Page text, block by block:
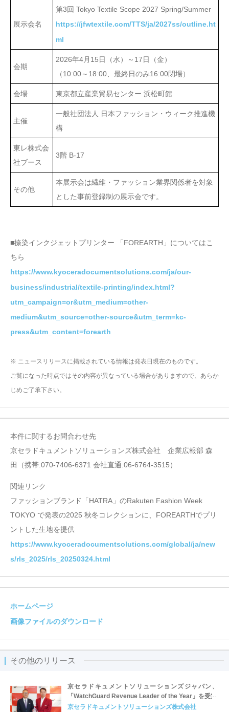
展示会名
第3回 Tokyo Textile Scope 2027 Spring/Summer
https://jfwtextile.com/TTS/ja/2027ss/outline.ht
ml
会期
2026年4月15日（水）～17日（金）
（10:00～18:00、最終日のみ16:00閉場）
会場 東京都立産業貿易センター 浜松町館
主催
一般社団法人 日本ファッション・ウィーク推進機
構
東レ株式会
社ブース
3階 B-17
その他
本展示会は繊維・ファッション業界関係者を対象
とした事前登録制の展示会です。
■捺染インクジェットプリンター 「FOREARTH」についてはこ
ちら
https://www.kyoceradocumentsolutions.com/ja/our-
business/industrial/textile-printing/index.html?
utm_campaign=or&utm_medium=other-
medium&utm_source=other-source&utm_term=kc-
press&utm_content=forearth
※ ニュースリリースに掲載されている情報は発表日現在のものです。
ご覧になった時点ではその内容が異なっている場合がありますので、あらか
じめご了承下さい。
本件に関するお問合わせ先
京セラドキュメントソリューションズ株式会社 企業広報部 森
田（携帯:070-7406-6371 会社直通:06-6764-3515）
関連リンク
ファッションブランド「HATRA」のRakuten Fashion Week
TOKYO で発表の2025 秋冬コレクションに、FOREARTHでプリ
ントした生地を提供
https://www.kyoceradocumentsolutions.com/global/ja/new
s/rls_2025/rls_20250324.html
ホームページ
画像ファイルのダウンロード
その他のリリース
京セラドキュメントソリューションズジャパン、
「WatchGuard Revenue Leader of the Year」を受賞
京セラドキュメントソリューションズ株式会社